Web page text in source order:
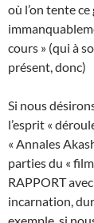
où l’on tente
cours » (qui à
présent, donc)
Si nous
l’esprit «
« Annales
parties du «
RAPPORT
incarnation,
exemple, si